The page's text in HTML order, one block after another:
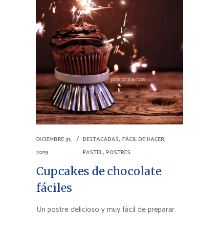
DICIEMBRE 31,
2019
DESTACADAS, FÁCIL DE HACER,
PASTEL, POSTRES
Cupcakes de chocolate
fáciles
Un postre delicioso y muy fácil de preparar.